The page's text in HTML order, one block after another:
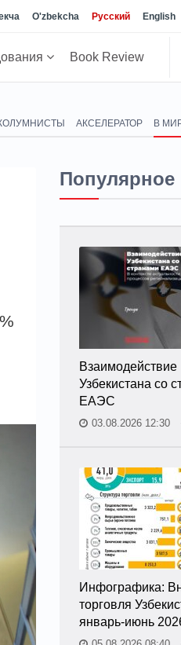
O'zbekcha Русский English
Book Review
АКСЕЛЕРАТОР В
Популярное
Взаимодействие
Узбекистана со
ЕАЭС
03.08.2026 12:30
Инфографика:
торговля
январь-июнь